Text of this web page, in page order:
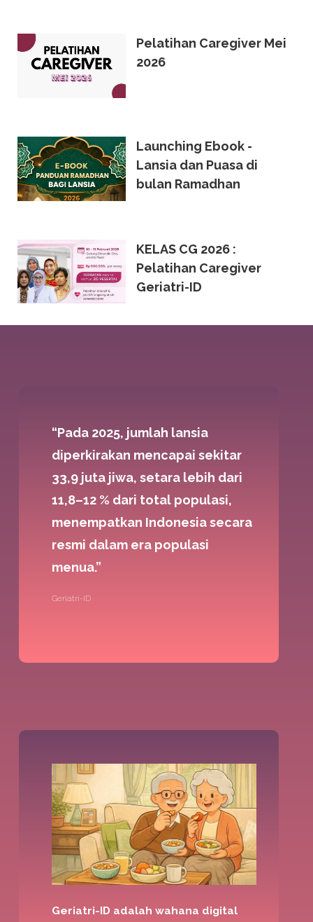
Pelatihan Caregiver Mei
2026
Launching Ebook -
Lansia dan Puasa di
bulan Ramadhan
KELAS CG 2026 :
Pelatihan Caregiver
Geriatri-ID
“Pada 2025, jumlah lansia
diperkirakan mencapai sekitar
33,9 juta jiwa, setara lebih dari
11,8–12 % dari total populasi,
menempatkan Indonesia secara
resmi dalam era populasi
menua.”
Geriatri-ID
Geriatri-ID adalah wahana digital